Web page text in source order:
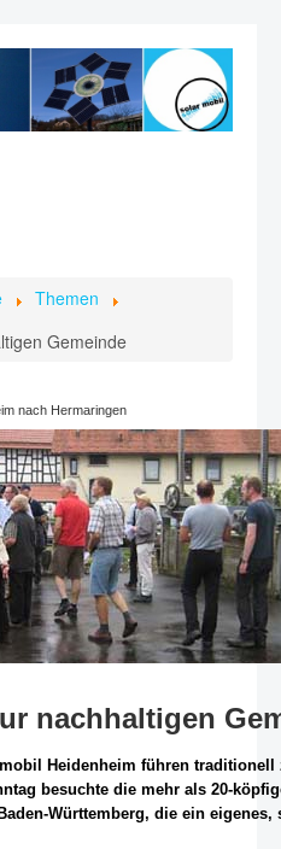
Suche
Themen
Gemeinde
nach Hermaringen
nachhaltigen
Heidenheim führen
besuchte die mehr als 20-
Württemberg, die ein